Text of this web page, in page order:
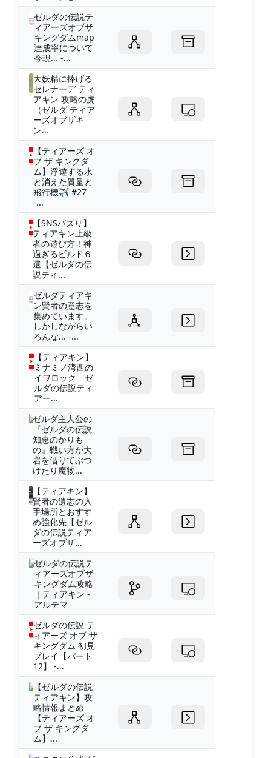
ゼルダの伝説テ
ィアーズオブザ
キングダムmap
達成率について
今現... -...
大妖精に捧げる
セレナーデ ティ
アキン 攻略の虎
（ゼルダ ティア
ーズオブザキ
ン...
【ティアーズ オ
ブ ザ キングダ
ム】浮遊する水
と消えた質量と
飛行機✈ #27
-...
【SNSバズり】
ティアキン上級
者の遊び方！神
過ぎるビルド６
選【ゼルダの伝
説ティ...
ゼルダティアキ
ン賢者の意志を
集めています。
しかしながらい
ろんな... -...
【ティアキン】
ミナミノ湾西の
イワロック ゼ
ルダの伝説ティ
アー...
ゼルダ主人公の
『ゼルダの伝説
知恵のかりも
の』戦い方が大
岩を借りてぶつ
けたり魔物...
【ティアキン】
賢者の遺志の入
手場所とおすす
め強化先【ゼル
ダの伝説ティア
ーズオブザ...
ゼルダの伝説テ
ィアーズオブザ
キングダム攻略
｜ティアキン -
アルテマ
ゼルダの伝説 テ
ィアーズ オブ ザ
キングダム 初見
プレイ【パート
12】 -...
【ゼルダの伝説
ティアキン】攻
略情報まとめ
【ティアーズ オ
ブ ザ キングダ
ム】...